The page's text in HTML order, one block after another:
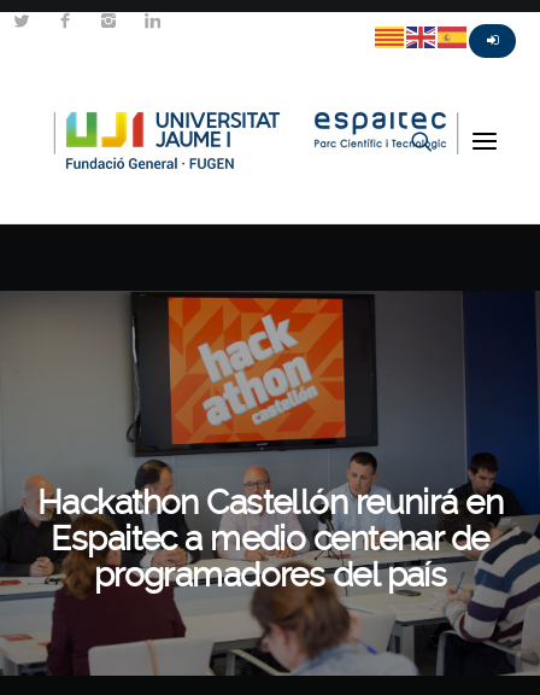
Hackathon Castellón reunirá en
Espaitec a medio centenar de
programadores del país